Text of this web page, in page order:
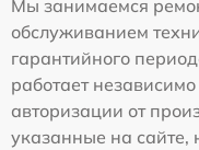
Мы занимаемся
обслуживанием
гарантийного
работает
авторизации от
указанные на сайте,